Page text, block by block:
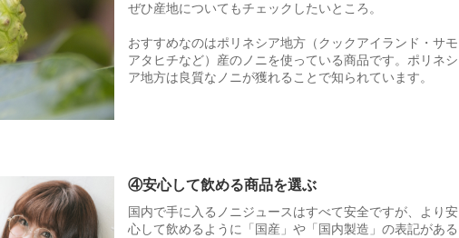
ぜひ産地についてもチェックしたいところ。
おすすめなのはポリネシア地方（クックアイランド・サモ
アタヒチなど）産のノニを使っている商品です。ポリネシ
ア地方は良質なノニが獲れることで知られています。
④安心して飲める商品を選ぶ
国内で手に入るノニジュースはすべて安全ですが、より安
心して飲めるように「国産」や「国内製造」の表記がある